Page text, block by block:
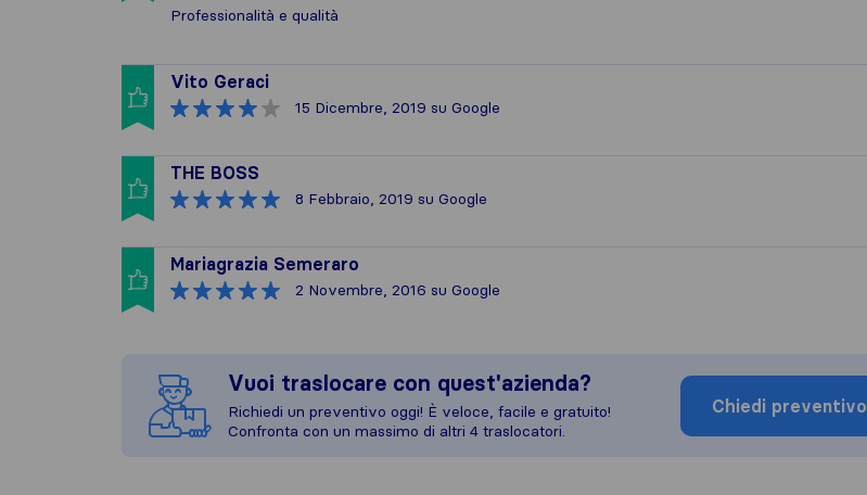
Professionalità e qualità
Vito Geraci
15 Dicembre, 2019 su Google
THE BOSS
8 Febbraio, 2019 su Google
Mariagrazia Semeraro
2 Novembre, 2016 su Google
Vuoi traslocare con quest'azienda?
Richiedi un preventivo oggi! È veloce, facile e gratuito!
Confronta con un massimo di altri 4 traslocatori.
Chiedi preventivo